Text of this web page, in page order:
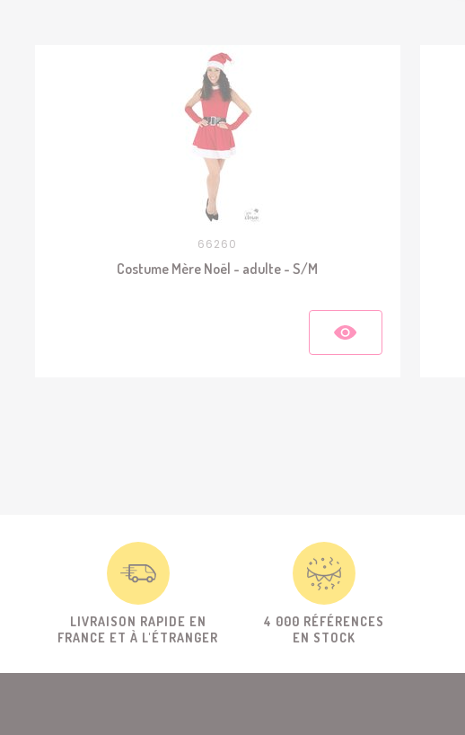
66260
Costume Mère Noël - adulte - S/M
LIVRAISON RAPIDE EN
FRANCE ET À L'ÉTRANGER
4 000 RÉFÉRENCES
EN STOCK